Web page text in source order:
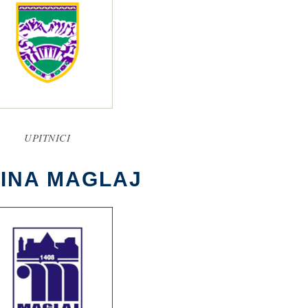
UPITNICI
MAGLAJ